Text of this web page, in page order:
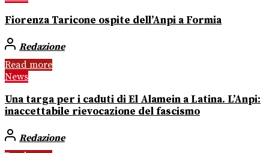
Fiorenza Taricone ospite dell’Anpi a Formia
Redazione
Read more
News
Una targa per i caduti di El Alamein a Latina. L’Anpi:
inaccettabile rievocazione del fascismo
Redazione